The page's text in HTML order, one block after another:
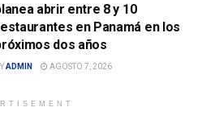
abrir entre 8 y 10
en Panamá en los
dos años
ADMIN AGOSTO 7, 2026